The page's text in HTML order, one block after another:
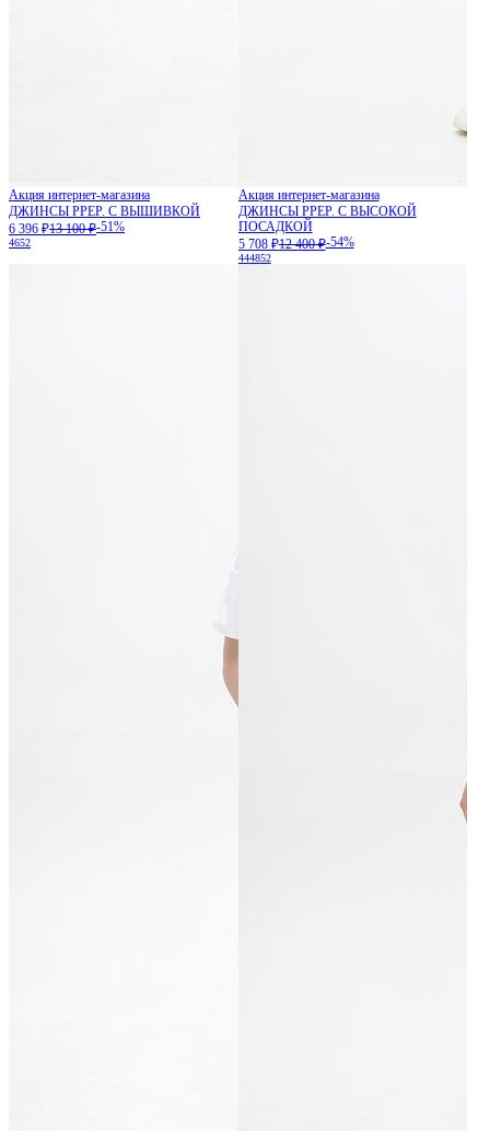
Акция интернет-магазина
ДЖИНСЫ PPEP. С ВЫШИВКОЙ
6 396 ₽13 100 ₽-51%
4652
Акция интернет-магазина
ДЖИНСЫ PPEP. С ВЫСОКОЙ
ПОСАДКОЙ
5 708 ₽12 400 ₽-54%
444852